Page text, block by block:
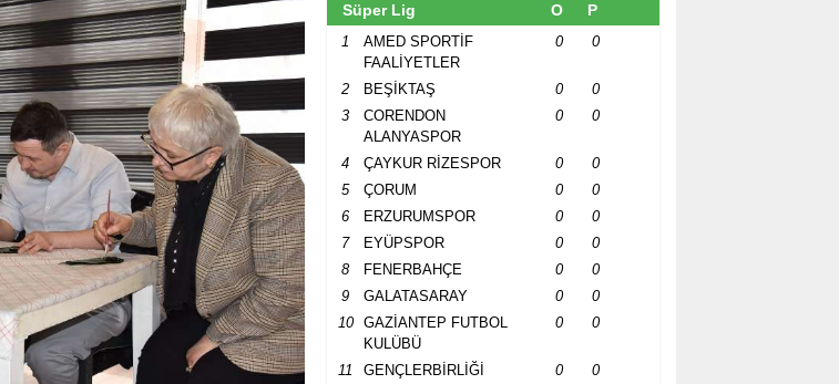
Süper Lig O P
1
AMED SPORTİF
FAALİYETLER
0 0
2 BEŞİKTAŞ 0
0
3
CORENDON
ALANYASPOR
0 0
4 ÇAYKUR RİZESPOR 0
0
5
ÇORUM 0
0
6
ERZURUMSPOR 0
0
7
EYÜPSPOR 0
0
8
FENERBAHÇE 0
0
9
GALATASARAY 0
0
10
GAZİANTEP FUTBOL
KULÜBÜ
0 0
11 GENÇLERBİRLİĞİ 0
0